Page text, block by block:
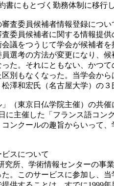
書にもとづく勤務体制に移行
審査委員候補者情報登録につい
委員候補者に関する情報提
議をつうじて学会が候補者
選考の方法が変更になり、
った。それにともない、かつ
別もなくなった。当学会か
澤和宏氏（名古屋大学）の
（東京日仏学院主催）の共催
に主催した「フランス語コン
コンクールの趣旨からいって
スについて
究所、学術情報センターの事
。このサービスに参加し、